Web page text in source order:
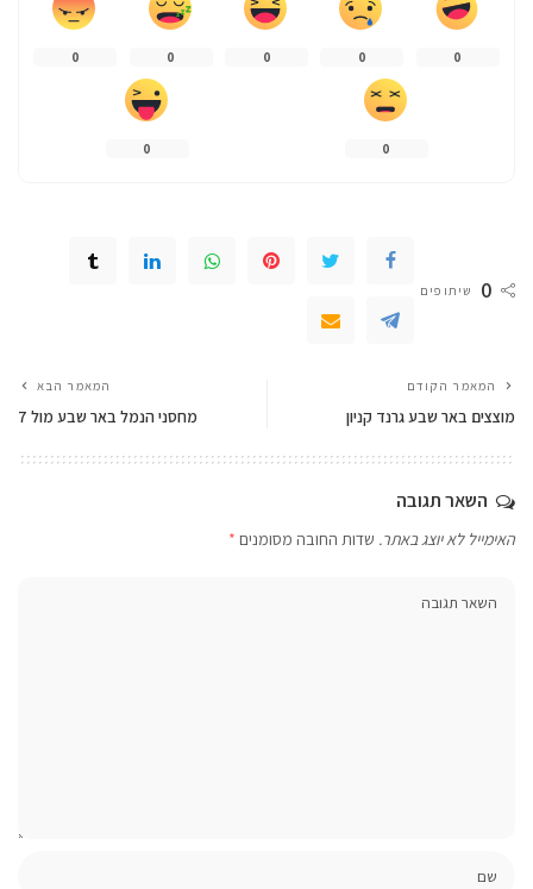
0
0
0
0
0
0
0
0 שיתופים
המאמר הקודם
מוצצים באר שבע גרנד קניון
המאמר הבא
מחסני הנמל באר שבע מול 7
השאר תגובה
האימייל לא יוצג באתר. שדות החובה מסומנים *